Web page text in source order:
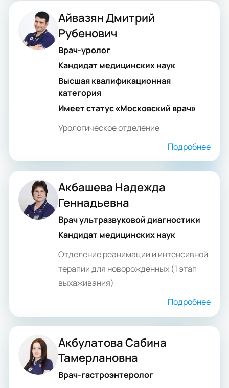
Айвазян Дмитрий
Рубенович
Врач-уролог
Кандидат медицинских наук
Высшая квалификационная
категория
Имеет статус «Московский врач»
Урологическое отделение
Подробнее
Акбашева Надежда
Геннадьевна
Врач ультразвуковой диагностики
Кандидат медицинских наук
Отделение реанимации и интенсивной
терапии для новорожденных (1 этап
выхаживания)
Подробнее
Акбулатова Сабина
Тамерлановна
Врач-гастроэнтеролог